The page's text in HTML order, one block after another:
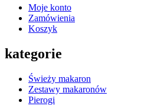
Moje konto
Zamówienia
Koszyk
kategorie
Świeży makaron
Zestawy makaronów
Pierogi